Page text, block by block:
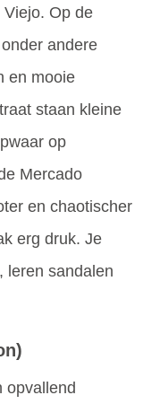
Op de
andere
en mooie
staan kleine
op
Mercado
en chaotischer
erg druk. Je
leren sandalen
opvallend